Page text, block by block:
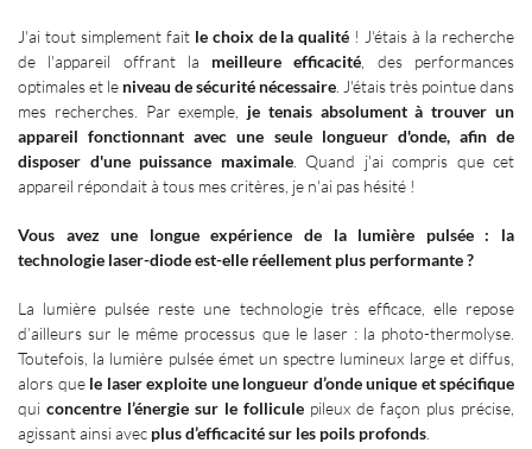
J'ai tout simplement fait le choix de la qualité ! J'étais à la recherche
de l'appareil offrant la meilleure efficacité , des performances
optimales et le niveau de sécurité nécessaire . J'étais très pointue dans
mes recherches. Par exemple, je tenais absolument à trouver un
appareil fonctionnant avec une seule longueur d'onde, afin de
disposer d'une puissance maximale. Quand j'ai compris que cet
appareil répondait à tous mes critères, je n'ai pas hésité !
Vous avez une longue expérience de la lumière pulsée : la
technologie laser-diode est-elle réellement plus performante?
La lumière pulsée reste une technologie très efficace, elle repose
d’ailleurs sur le même processus que le laser : la photo-thermolyse.
Toutefois, la lumière pulsée émet un spectre lumineux large et diffus,
alors que le laser exploite une longueur d’onde unique et spécifique
qui concentre l’énergie sur le follicule pileux de façon plus précise,
agissant ainsi avec plus d’efficacité sur les poils profonds